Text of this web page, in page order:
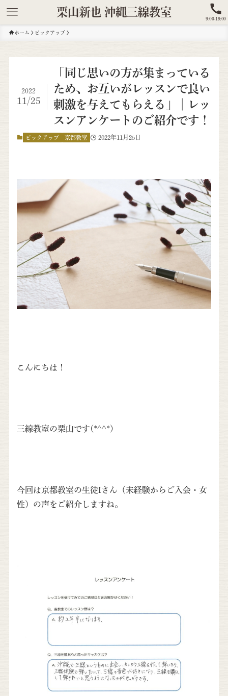
栗山新也 沖縄三線教室
9:00-19:00
ホーム ピックアップ
「同じ思いの方が集まっている
ため、お互いがレッスンで良い
刺激を与えてもらえる」│レッ
スンアンケートのご紹介です！
2022
11/25
ピックアップ 京都教室 2022年11月25日
こんにちは！
三線教室の栗山です(*^^*)
今回は京都教室の生徒Iさん（未経験からご入会・女
性）の声をご紹介しますね。